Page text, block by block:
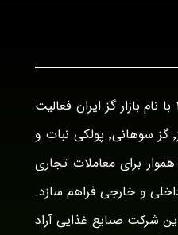
بازرگانی گز آراد در سال ۱۳۹۴ با نام بازار گز ایران فعالیت
خود رو در زمینه ی عرضه گز٬ گز سوهانی٬ پولکی نبات و
برای معاملات تجاری
و خارجی فراهم سازد.
شرکت صنایع غذایی آراد